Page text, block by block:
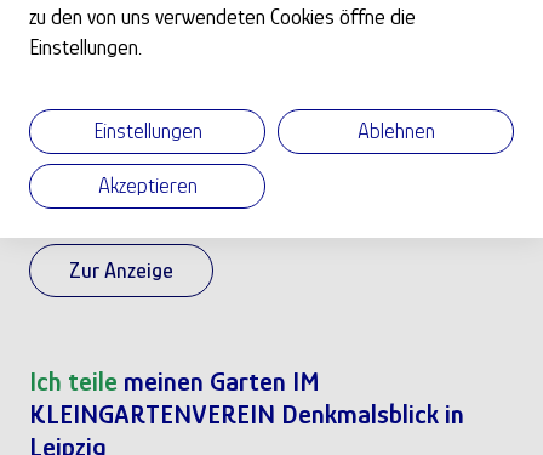
Im Garten sollte auch ein kleines Gartenhaus stehen.“
Datum:24.07.2026
Ort:
Bischofsheim
Zur Anzeige
Ich teile meinen Garten IM
KLEINGARTENVEREIN Denkmalsblick in
Leipzig
zu den von uns verwendeten Cookies öffne die
Einstellungen.
Einstellungen Ablehnen
Akzeptieren